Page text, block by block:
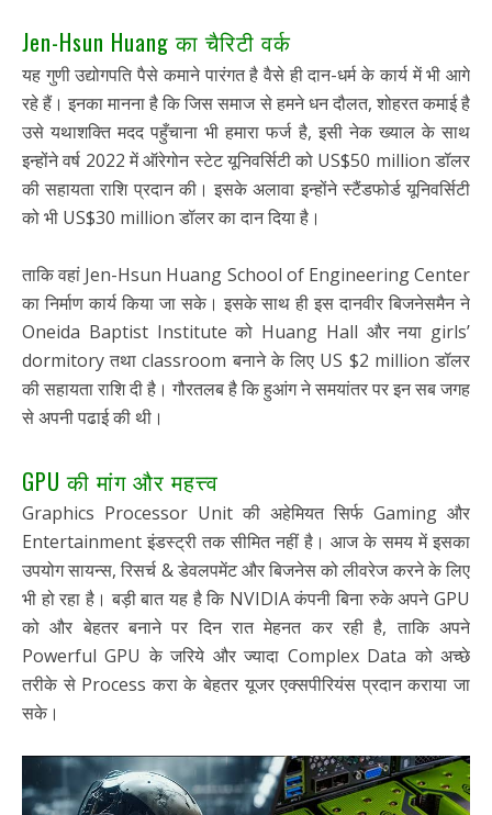
Jen-Hsun Huang का चैरिटी वर्क
यह गुणी उद्योगपति पैसे कमाने पारंगत है वैसे ही दान-धर्म के कार्य में भी आगे
रहे हैं। इनका मानना है कि जिस समाज से हमने धन दौलत, शोहरत कमाई है
उसे यथाशक्ति मदद पहुँचाना भी हमारा फर्ज है, इसी नेक ख्याल के साथ
इन्होंने वर्ष 2022 में ऑरेगोन स्टेट यूनिवर्सिटी को US$50 million डॉलर
की सहायता राशि प्रदान की। इसके अलावा इन्होंने स्टैंडफोर्ड यूनिवर्सिटी
को भी US$30 million डॉलर का दान दिया है।
ताकि वहां Jen-Hsun Huang School of Engineering Center
का निर्माण कार्य किया जा सके। इसके साथ ही इस दानवीर बिजनेसमैन ने
Oneida Baptist Institute को Huang Hall और नया girls’
dormitory तथा classroom बनाने के लिए US $2 million डॉलर
की सहायता राशि दी है। गौरतलब है कि हुआंग ने समयांतर पर इन सब जगह
से अपनी पढाई की थी।
GPU की मांग और महत्त्व
Graphics Processor Unit की अहेमियत सिर्फ Gaming और
Entertainment इंडस्ट्री तक सीमित नहीं है। आज के समय में इसका
उपयोग सायन्स, रिसर्च & डेवलपमेंट और बिजनेस को लीवरेज करने के लिए
भी हो रहा है। बड़ी बात यह है कि NVIDIA कंपनी बिना रुके अपने GPU
को और बेहतर बनाने पर दिन रात मेहनत कर रही है, ताकि अपने
Powerful GPU के जरिये और ज्यादा Complex Data को अच्छे
तरीके से Process करा के बेहतर यूजर एक्सपीरियंस प्रदान कराया जा
सके।